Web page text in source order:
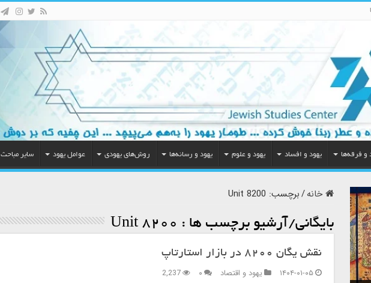
و فرقه‌ها یهود و افساد یهود و علوم یهود و رسانه‌ها روش‌های یهودی عوامل یهود سایر مباحث
خانه/برچسب: Unit 8200
بایگانی/آرشیو برچسب ها : Unit 8200
نقش یگان ۸۲۰۰ در بازار استارتاپ
۱۴۰۴-۰۱-۰۵
یهود و اقتصاد ۰ 2,237